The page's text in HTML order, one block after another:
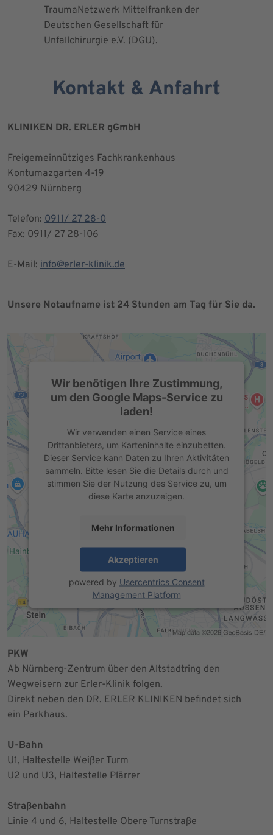
TraumaNetzwerk Mittelfranken der
Deutschen Gesellschaft für
Unfallchirurgie e.V. (DGU).
Kontakt & Anfahrt
KLINIKEN DR. ERLER gGmbH
Freigemeinnütziges Fachkrankenhaus
Kontumazgarten 4-19
90429 Nürnberg
Telefon: 0911/ 27 28-0
Fax: 0911/ 27 28-106
E-Mail: info@erler-klinik.de
Unsere Notaufname ist 24 Stunden am Tag für Sie da.
Wir benötigen Ihre Zustimmung,
um den Google Maps-Service zu
laden!
Wir verwenden einen Service eines
Drittanbieters, um Karteninhalte einzubetten.
Dieser Service kann Daten zu Ihren Aktivitäten
sammeln. Bitte lesen Sie die Details durch und
stimmen Sie der Nutzung des Service zu, um
diese Karte anzuzeigen.
Mehr Informationen
Akzeptieren
powered by Usercentrics Consent
Management Platform
PKW
Ab Nürnberg-Zentrum über den Altstadtring den
Wegweisern zur Erler-Klinik folgen.
Direkt neben den DR. ERLER KLINIKEN befindet sich
ein Parkhaus.
U-Bahn
U1, Haltestelle Weißer Turm
U2 und U3, Haltestelle Plärrer
Straßenbahn
Linie 4 und 6, Haltestelle Obere Turnstraße